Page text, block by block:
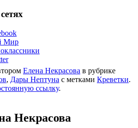
Елена Некрасова в рубрике
, Дары Нептуна с метками Креветки.
ссылку.
Некрасова